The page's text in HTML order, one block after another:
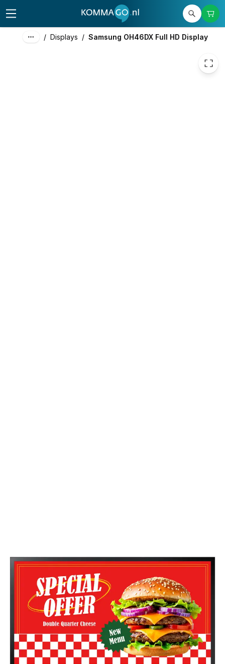
/ Displays / Samsung OH46DX Full HD Display
excl. btw